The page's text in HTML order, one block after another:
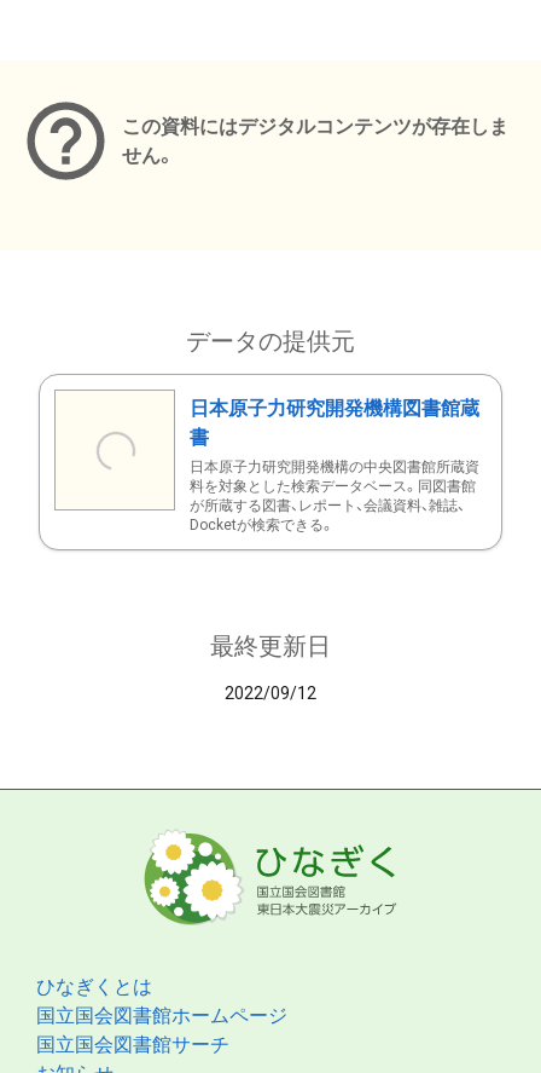
この資料にはデジタルコンテンツが存在しま
せん。
データの提供元
日本原子力研究開発機構図書館蔵
書
日本原子力研究開発機構の中央図書館所蔵資
料を対象とした検索データベース。同図書館
が所蔵する図書、レポート、会議資料、雑誌、
Docketが検索できる。
最終更新日
2022/09/12
ひなぎくとは
国立国会図書館ホームページ
国立国会図書館サーチ